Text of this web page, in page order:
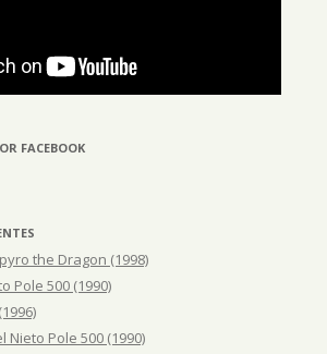
FACEBOOK
the Dragon (1998)
Pole 500 (1990)
Nieto Pole 500 (1990)